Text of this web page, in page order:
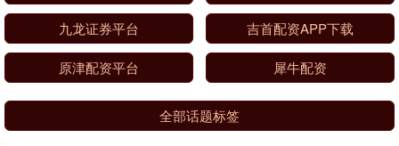
九龙证券平台 吉首配资APP下载
原津配资平台 犀牛配资
全部话题标签